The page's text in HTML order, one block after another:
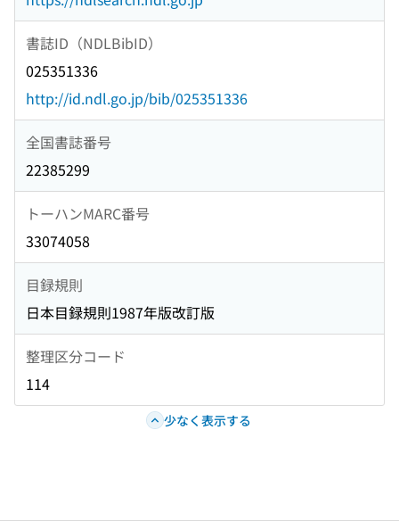
書誌ID（NDLBibID）
025351336
http://id.ndl.go.jp/bib/025351336
全国書誌番号
22385299
トーハンMARC番号
33074058
目録規則
日本目録規則1987年版改訂版
整理区分コード
114
少なく表示する